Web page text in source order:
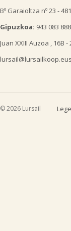
Bº Garaioltza nº 23 -
Gipuzkoa: 943 083 888
Juan XXIII Auzoa , 16B
lursail@lursailkoop.eus
© 2026 Lursail